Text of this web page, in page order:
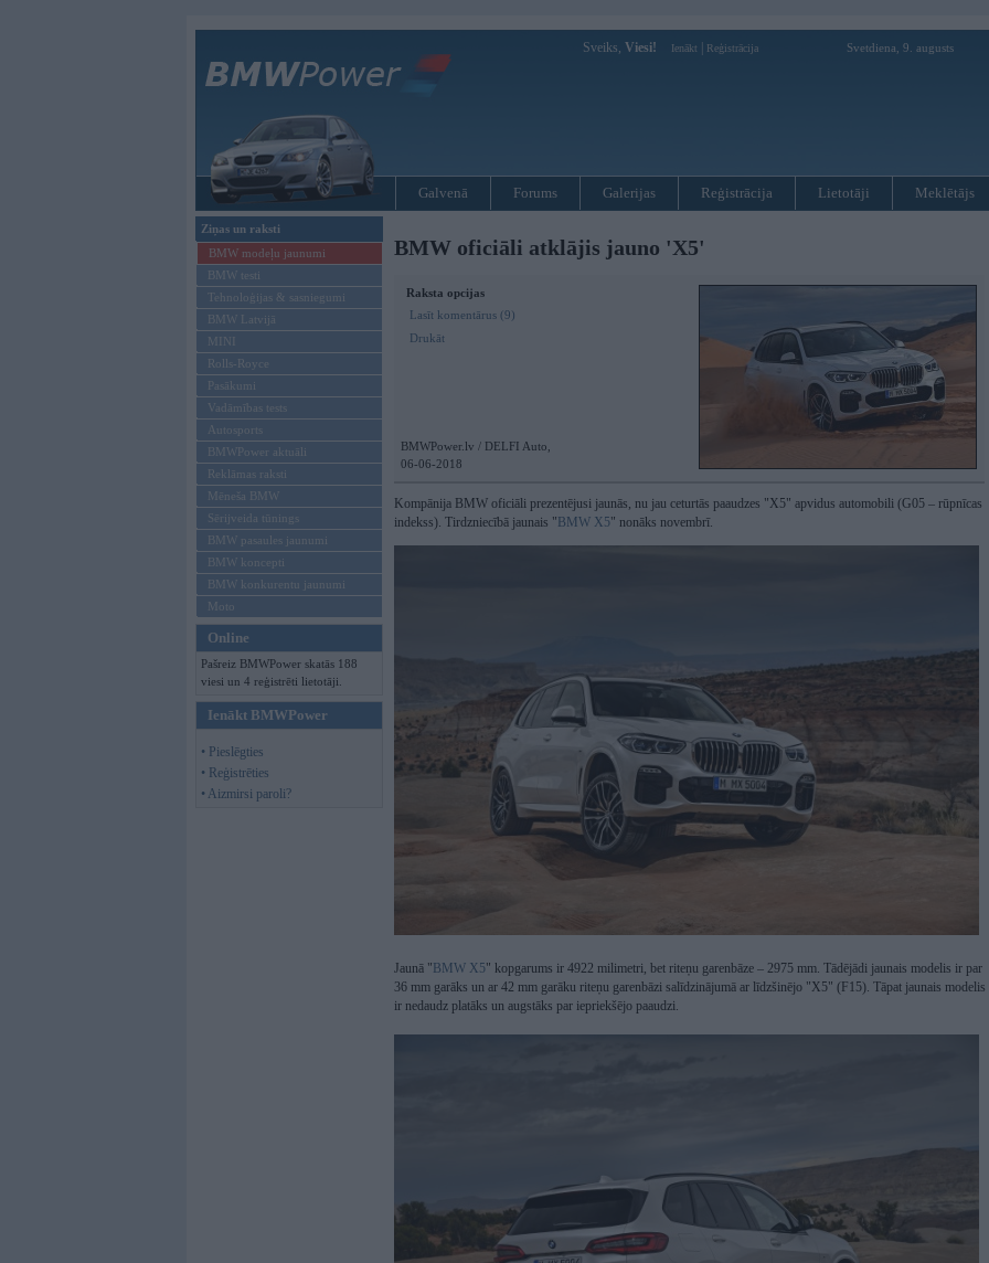
Sveiks, Viesi! Ienākt Reģistrācija Svetdiena, 9. augusts
Galvenā Forums Galerijas Reģistrācija Lietotāji Meklētājs
Ziņas un raksti
BMW modeļu jaunumi
BMW testi
Tehnoloģijas & sasniegumi
BMW Latvijā
MINI
Rolls-Royce
Pasākumi
Vadāmības tests
Autosports
BMWPower aktuāli
Reklāmas raksti
Mēneša BMW
Sērijveida tūnings
BMW pasaules jaunumi
BMW koncepti
BMW konkurentu jaunumi
Moto
Online
Pašreiz BMWPower skatās 188
viesi un 4 reģistrēti lietotāji.
Ienākt BMWPower
• Pieslēgties
• Reģistrēties
• Aizmirsi paroli?
BMW oficiāli atklājis jauno 'X5'
Raksta opcijas
Lasīt komentārus (9)
Drukāt
BMWPower.lv / DELFI Auto,
06-06-2018
Kompānija BMW oficiāli prezentējusi jaunās, nu jau ceturtās paaudzes "X5" apvidus automobili (G05 – rūpnīcas
indekss). Tirdzniecībā jaunais " BMW X5" nonāks novembrī.
Jaunā " BMW X5" kopgarums ir 4922 milimetri, bet riteņu garenbāze – 2975 mm. Tādējādi jaunais modelis ir par
36 mm garāks un ar 42 mm garāku riteņu garenbāzi salīdzinājumā ar līdzšinējo "X5" (F15). Tāpat jaunais modelis
ir nedaudz platāks un augstāks par iepriekšējo paaudzi.